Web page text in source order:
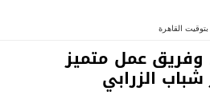
بتوقيت القاهرة
عمل متميز
الزرابي